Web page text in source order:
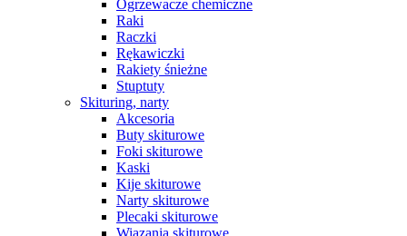
Ogrzewacze chemiczne
Raki
Raczki
Rękawiczki
Rakiety śnieżne
Stuptuty
Skituring, narty
Akcesoria
Buty skiturowe
Foki skiturowe
Kaski
Kije skiturowe
Narty skiturowe
Plecaki skiturowe
Wiązania skiturowe